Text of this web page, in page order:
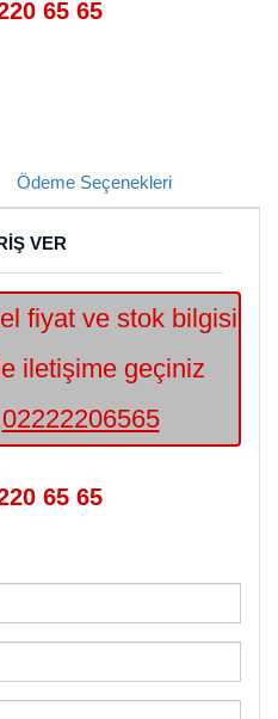
65 65
Ödeme Seçenekleri
VER
fiyat ve stok bilgisi
iletişime geçiniz
02222206565
65 65